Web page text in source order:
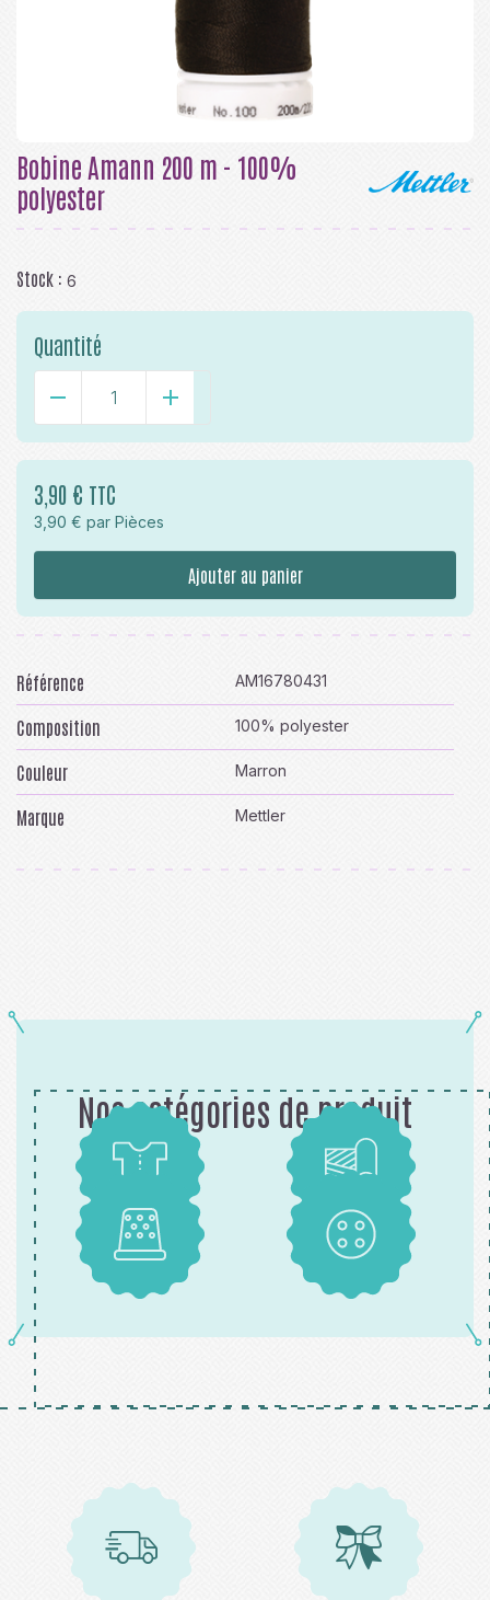
Bobine Amann 200 m - 100%
polyester
Stock : 6
Quantité
- +
3,90 € TTC
3,90 € par Pièces
Ajouter au panier
Référence AM16780431
Composition 100% polyester
Couleur Marron
Marque Mettler
Nos catégories de produit
Patrons Tissus
Mercerie Boutons